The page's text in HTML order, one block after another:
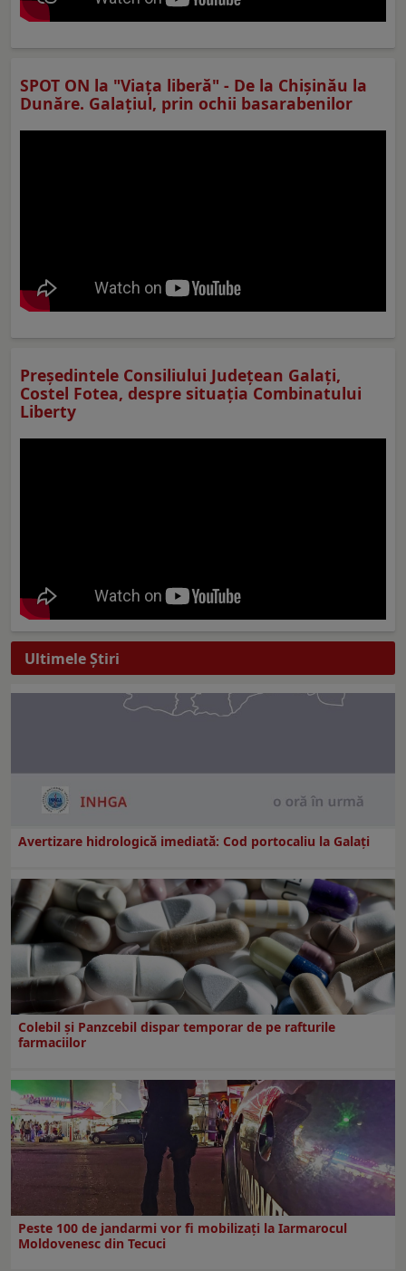
SPOT ON la "Viaţa liberă" - De la Chișinău la
Dunăre. Galațiul, prin ochii basarabenilor
Preşedintele Consiliului Judeţean Galaţi,
Costel Fotea, despre situaţia Combinatului
Liberty
Ultimele Ştiri
Avertizare hidrologică imediată: Cod portocaliu la Galaţi
Colebil și Panzcebil dispar temporar de pe rafturile
farmaciilor
Peste 100 de jandarmi vor fi mobilizați la Iarmarocul
Moldovenesc din Tecuci